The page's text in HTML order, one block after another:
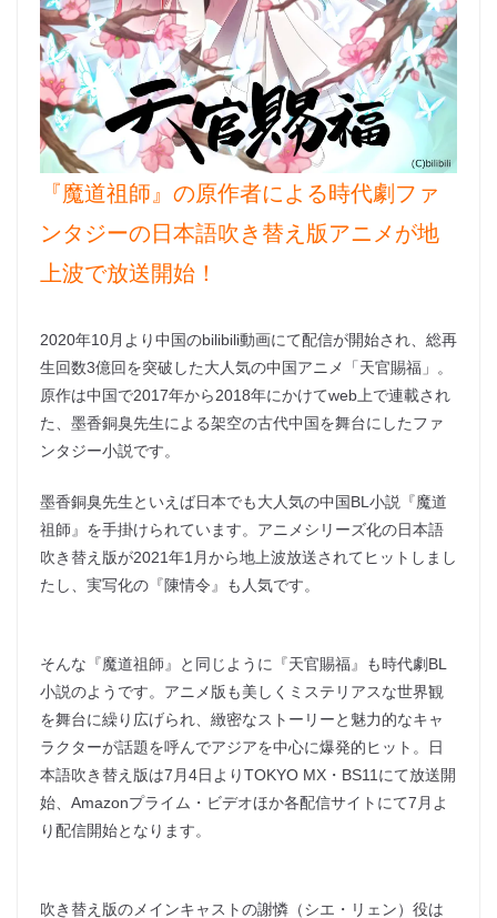
『魔道祖師』の原作者による時代劇ファ
ンタジーの日本語吹き替え版アニメが地
上波で放送開始！
2020年10月より中国のbilibili動画にて配信が開始され、総再
生回数3億回を突破した大人気の中国アニメ「天官賜福」。
原作は中国で2017年から2018年にかけてweb上で連載され
た、墨香銅臭先生による架空の古代中国を舞台にしたファ
ンタジー小説です。
墨香銅臭先生といえば日本でも大人気の中国BL小説『魔道
祖師』を手掛けられています。アニメシリーズ化の日本語
吹き替え版が2021年1月から地上波放送されてヒットしまし
たし、実写化の『陳情令』も人気です。
そんな『魔道祖師』と同じように『天官賜福』も時代劇BL
小説のようです。アニメ版も美しくミステリアスな世界観
を舞台に繰り広げられ、緻密なストーリーと魅力的なキャ
ラクターが話題を呼んでアジアを中心に爆発的ヒット。日
本語吹き替え版は7月4日よりTOKYO MX・BS11にて放送開
始、Amazonプライム・ビデオほか各配信サイトにて7月よ
り配信開始となります。
吹き替え版のメインキャストの謝憐（シエ・リェン）役は